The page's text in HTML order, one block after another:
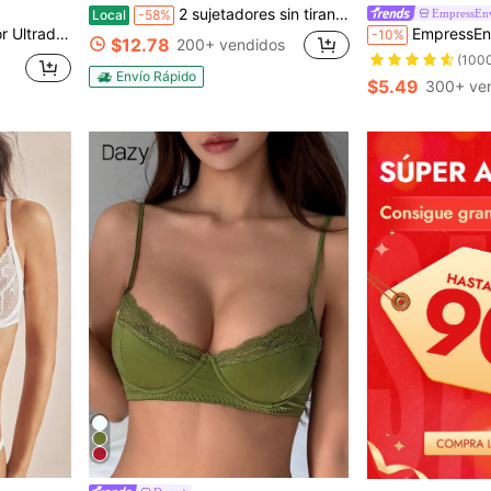
Sujetador Suave sin Costuras Lencería Sexy para Verano para Verano
Local -58% 2 sujetadores sin tirantes con cierre frontal para mujer, push-up, acolchados, con copas adicionales, antideslizantes, inalámbricos, de soporte, cómodos, tipo tubo, tipo jelly bra, copas A, B y C #SummerVibe
$12.78 200+ vendidos
Envío Rápido
-10% EmpressEnvy
$5.49 300+